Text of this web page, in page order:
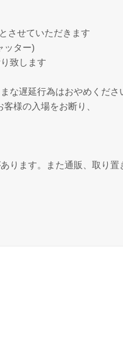
させていただきます
ッター)
致します
な遅延行為はおやめくださ
様の入場をお断り、
ります。また通販、取り置